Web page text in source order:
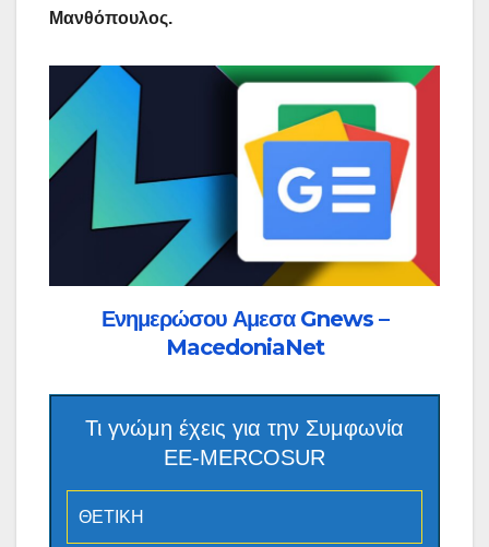
Μανθόπουλος.
Ενημερώσου Αμεσα Gnews –
MacedoniaNet
Τι γνώμη έχεις για την Συμφωνία
ΕΕ-MERCOSUR
ΘΕΤΙΚΗ